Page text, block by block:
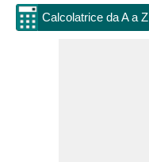
Calcolatrice da A a Z